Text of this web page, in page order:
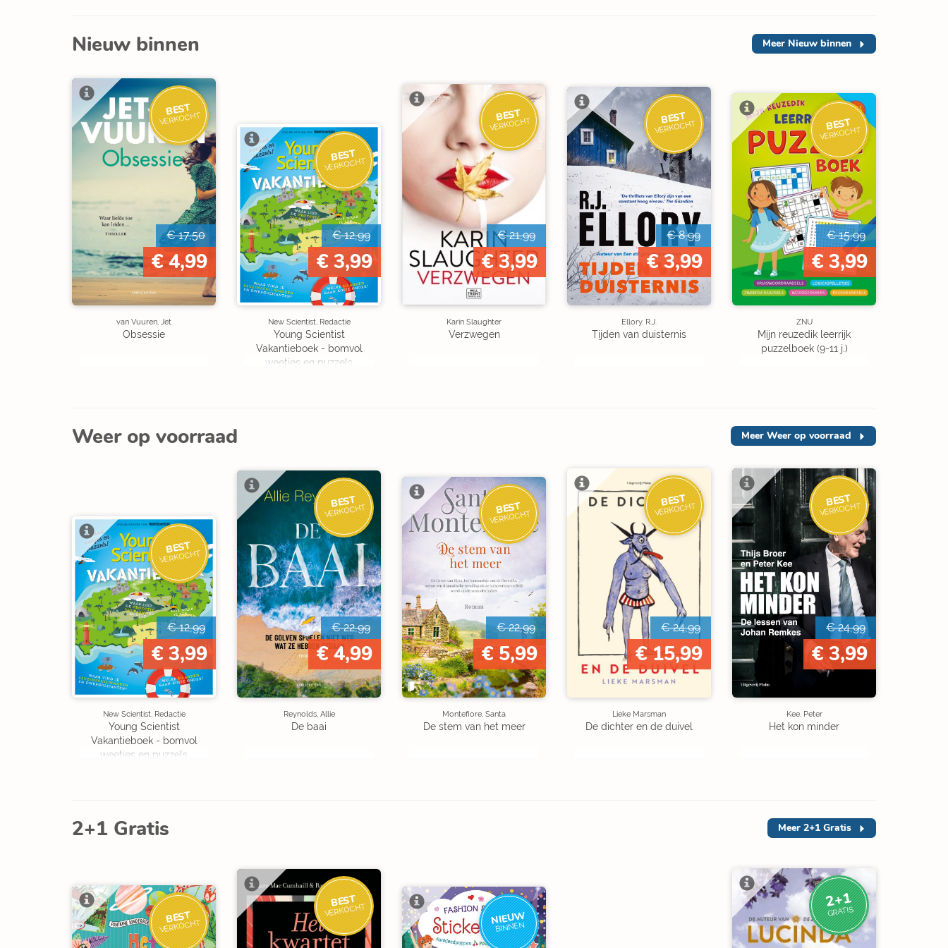
Nieuw binnen Meer Nieuw binnen
BEST
VERKOCHT
€ 17,50
€ 4,99
van Vuuren, Jet
Obsessie
BEST
VERKOCHT
€ 12,99
€ 3,99
New Scientist, Redactie
Young Scientist
Vakantieboek - bomvol
weetjes en puzzels
BEST
VERKOCHT
€ 21,99
€ 3,99
Karin Slaughter
Verzwegen
BEST
VERKOCHT
€ 8,99
€ 3,99
Ellory, R.J.
Tijden van duisternis
BEST
VERKOCHT
€ 15,99
€ 3,99
ZNU
Mijn reuzedik leerrijk
puzzelboek (9-11 j.)
Weer op voorraad Meer Weer op voorraad
BEST
VERKOCHT
€ 12,99
€ 3,99
New Scientist, Redactie
Young Scientist
Vakantieboek - bomvol
weetjes en puzzels
BEST
VERKOCHT
€ 22,99
€ 4,99
Reynolds, Allie
De baai
BEST
VERKOCHT
€ 22,99
€ 5,99
Montefiore, Santa
De stem van het meer
BEST
VERKOCHT
€ 24,99
€ 15,99
Lieke Marsman
De dichter en de duivel
BEST
VERKOCHT
€ 24,99
€ 3,99
Kee, Peter
Het kon minder
2+1 Gratis Meer 2+1 Gratis
BEST
VERKOCHT
BEST
VERKOCHT NIEUW
BINNEN
2+1
GRATIS